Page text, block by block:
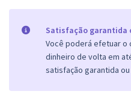
Satisfação garantida
Você poderá efetuar o
dinheiro de volta em
satisfação garantida